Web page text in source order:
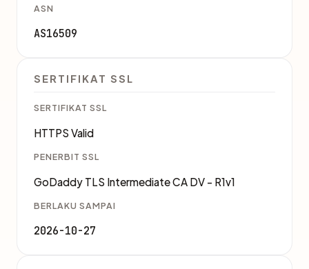
ASN
AS16509
SERTIFIKAT SSL
SERTIFIKAT SSL
HTTPS Valid
PENERBIT SSL
GoDaddy TLS Intermediate CA DV - R1v1
BERLAKU SAMPAI
2026-10-27